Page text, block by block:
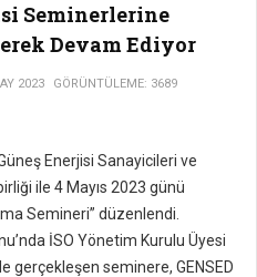
Seminerlerine
Devam Ediyor
2023 GÖRÜNTÜLEME: 3689
Enerjisi Sanayicileri ve
ile 4 Mayıs 2023 günü
Semineri” düzenlendi.
İSO Yönetim Kurulu Üyesi
gerçekleşen seminere, GENSED